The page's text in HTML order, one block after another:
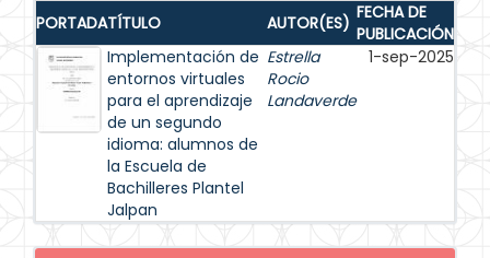
PORTADATÍTULO AUTOR(ES) FECHA DE
PUBLICACIÓN
Implementación de
entornos virtuales
para el aprendizaje
de un segundo
idioma: alumnos de
la Escuela de
Bachilleres Plantel
Jalpan
Estrella
Rocio
Landaverde
1-sep-2025